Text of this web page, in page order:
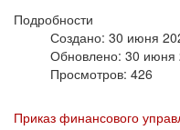
Подробности
Создано: 30 июня
Обновлено: 30 июня
Просмотров: 426
Приказ финансового